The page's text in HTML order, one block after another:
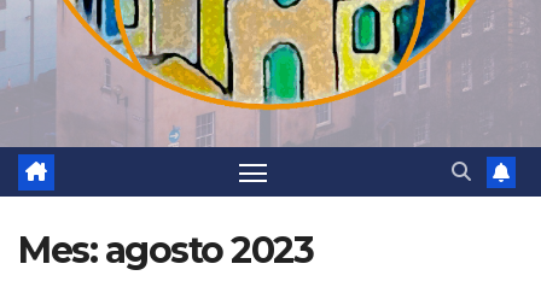
Mes:agosto 2023